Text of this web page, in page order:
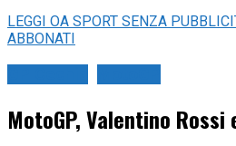
LEGGI OA SPORT SENZA
ABBONATI
MotoGP, Valentino